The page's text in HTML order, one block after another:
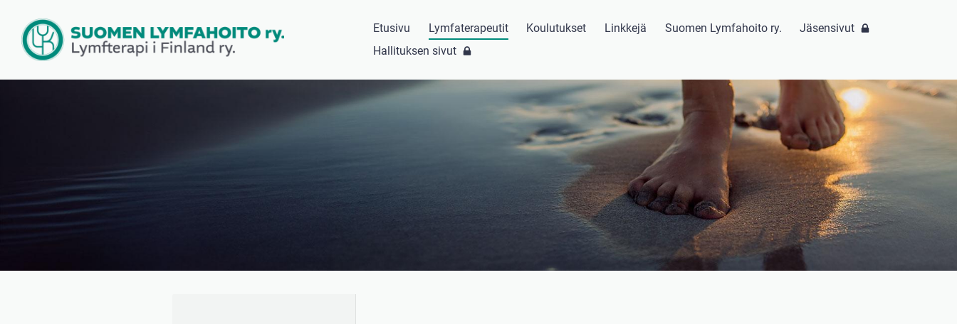
sivun
sisältöön
Suomen Lymfahoito ry
Etusivu Lymfaterapeutit Koulutukset Linkkejä Suomen Lymfahoito ry.
Jäsensivut
Hallituksen sivut